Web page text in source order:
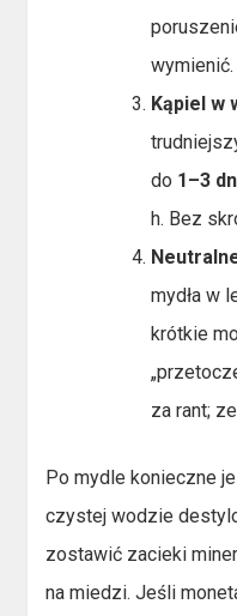
wymienić.
Kąpiel w
do 1–3
h. Bez
mydła w
krótkie
za rant;
Po mydle konieczne
czystej wodzie
zostawić zacieki
na miedzi. Jeśli